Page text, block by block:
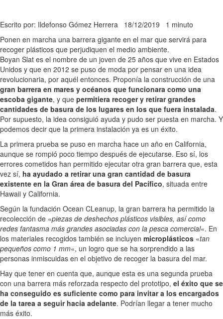
Escrito por: Ildefonso Gómez Herrera 18/12/2019 1 minuto
Ponen en marcha una barrera gigante en el mar que servirá para
recoger plásticos que perjudiquen el medio ambiente.
Boyan Slat es el nombre de un joven de 25 años que vive en Estados
Unidos y que en 2012 se puso de moda por pensar en una idea
revolucionaria, por aquél entonces. Proponía la construcción de una
gran barrera en mares y océanos que funcionara como una
escoba gigante, y que permitiera recoger y retirar grandes
cantidades de basura de los lugares en los que fuera instalada.
Por supuesto, la idea consiguió ayuda y pudo ser puesta en marcha. Y
podemos decir que la primera instalación ya es un éxito.
La primera prueba se puso en marcha hace un año en California,
aunque se rompió poco tiempo después de ejecutarse. Eso sí, los
errores cometidos han permitido ejecutar otra gran barrera que, esta
vez sí, ha ayudado a retirar una gran cantidad de basura
existente en la Gran área de basura del Pacífico, situada entre
Hawaii y California.
Según la fundación Ocean CLeanup, la gran barrera ha permitido la
recolección de «piezas de deshechos plásticos visibles, así como
redes fantasma más grandes asociadas con la pesca comercial«. En
los materiales recogidos también se incluyen microplásticos «tan
pequeños como 1 mm«, un logro que se ha sorprendido a las
personas inmiscuidas en el objetivo de recoger la basura del mar.
Hay que tener en cuenta que, aunque esta es una segunda prueba
con una barrera más reforzada respecto del prototipo, el éxito que se
ha conseguido es suficiente como para invitar a los encargados
de la tarea a seguir hacia adelante. Podrían llegar a tener mucho
más éxito.